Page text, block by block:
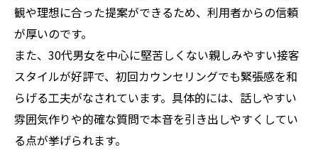
観や理想に合った提案ができるため、利用者からの信頼
が厚いのです。
また、30代男女を中心に堅苦しくない親しみやすい接客
スタイルが好評で、初回カウンセリングでも緊張感を和
らげる工夫がなされています。具体的には、話しやすい
雰囲気作りや的確な質問で本音を引き出しやすくしてい
る点が挙げられます。